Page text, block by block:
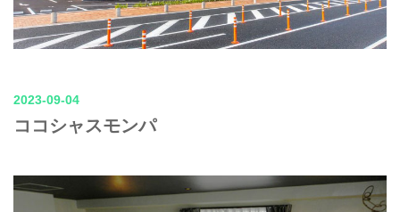
2023-09-04
ココシャスモンパ